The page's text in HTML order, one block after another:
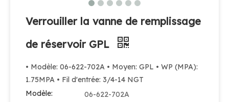
Verrouiller la vanne de remplissage
de réservoir GPL
• Modèle: 06-622-702A • Moyen: GPL • WP (MPA):
1.75MPA • Fil d'entrée: 3/4-14 NGT
Modèle:
06-622-702A